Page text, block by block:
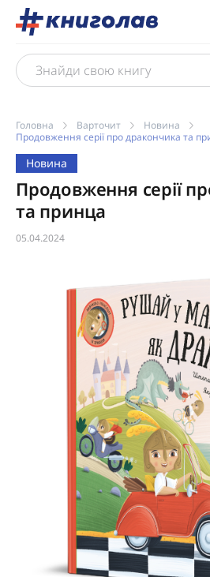
Головна Варточит
Новина
Продовження серії про дракончика та
Новина
Продовження серії
та принца
05.04.2024